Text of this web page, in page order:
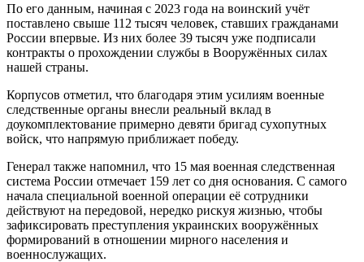
По его данным, начиная с 2023 года на воинский учёт
поставлено свыше 112 тысяч человек, ставших гражданами
России впервые. Из них более 39 тысяч уже подписали
контракты о прохождении службы в Вооружённых силах
нашей страны.
Корпусов отметил, что благодаря этим усилиям военные
следственные органы внесли реальный вклад в
доукомплектование примерно девяти бригад сухопутных
войск, что напрямую приближает победу.
Генерал также напомнил, что 15 мая военная следственная
система России отмечает 159 лет со дня основания. С самого
начала специальной военной операции её сотрудники
действуют на передовой, нередко рискуя жизнью, чтобы
зафиксировать преступления украинских вооружённых
формирований в отношении мирного населения и
военнослужащих.